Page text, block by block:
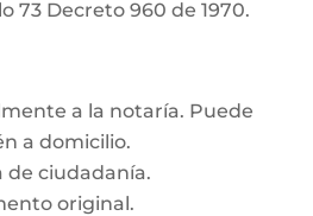
73 Decreto 960 de 1970.
a la notaría. Puede
a domicilio.
de ciudadanía.
original.